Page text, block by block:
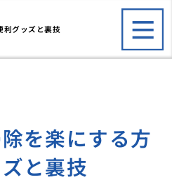
利グッズと裏技
を楽にする方
と裏技